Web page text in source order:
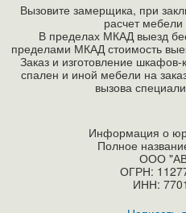
Вызовите замерщика, при
расчет
В пределах МКАД выезд
пределами МКАД стоимость
Заказ и изготовление
спален и иной мебели на
вызова
Информация о
Полное
ООО
ОГРН:
ИНН: